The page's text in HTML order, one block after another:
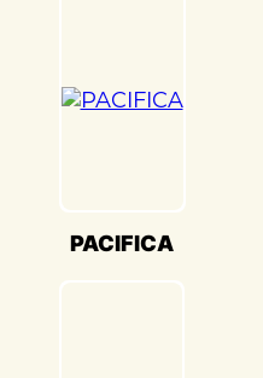
Chrysler
– ключевая
PACIFICA